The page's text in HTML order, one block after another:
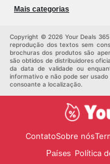
Construção e
Mais categorias
Copyright © 2026 Your Deals
reprodução dos textos sem
brochuras dos produtos são
são obtidos de distribuidores
da data de validade ou
informativo e não pode ser
consoante a localização.
ContatoSobre nós
Países Política